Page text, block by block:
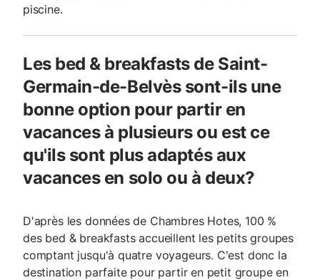
piscine.
Les bed & breakfasts de Saint-
Germain-de-Belvès sont-ils une
bonne option pour partir en
vacances à plusieurs ou est ce
qu'ils sont plus adaptés aux
vacances en solo ou à deux?
D'après les données de Chambres Hotes, 100 %
des bed & breakfasts accueillent les petits groupes
comptant jusqu'à quatre voyageurs. C'est donc la
destination parfaite pour partir en petit groupe en